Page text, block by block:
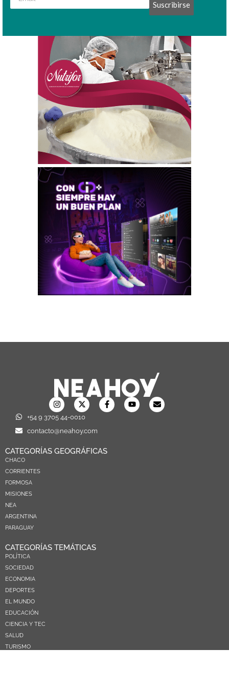
Suscribirse
+54 9 3705 44-0010
contacto@neahoy.com
CATEGORÍAS GEOGRÁFICAS
CHACO
CORRIENTES
FORMOSA
MISIONES
NEA
ARGENTINA
PARAGUAY
CATEGORÍAS TEMÁTICAS
POLÍTICA
SOCIEDAD
ECONOMIA
DEPORTES
EL MUNDO
EDUCACIÓN
CIENCIA Y TEC
SALUD
TURISMO